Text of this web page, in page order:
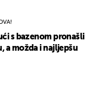
s bazenom pronašli
a možda i najljepšu